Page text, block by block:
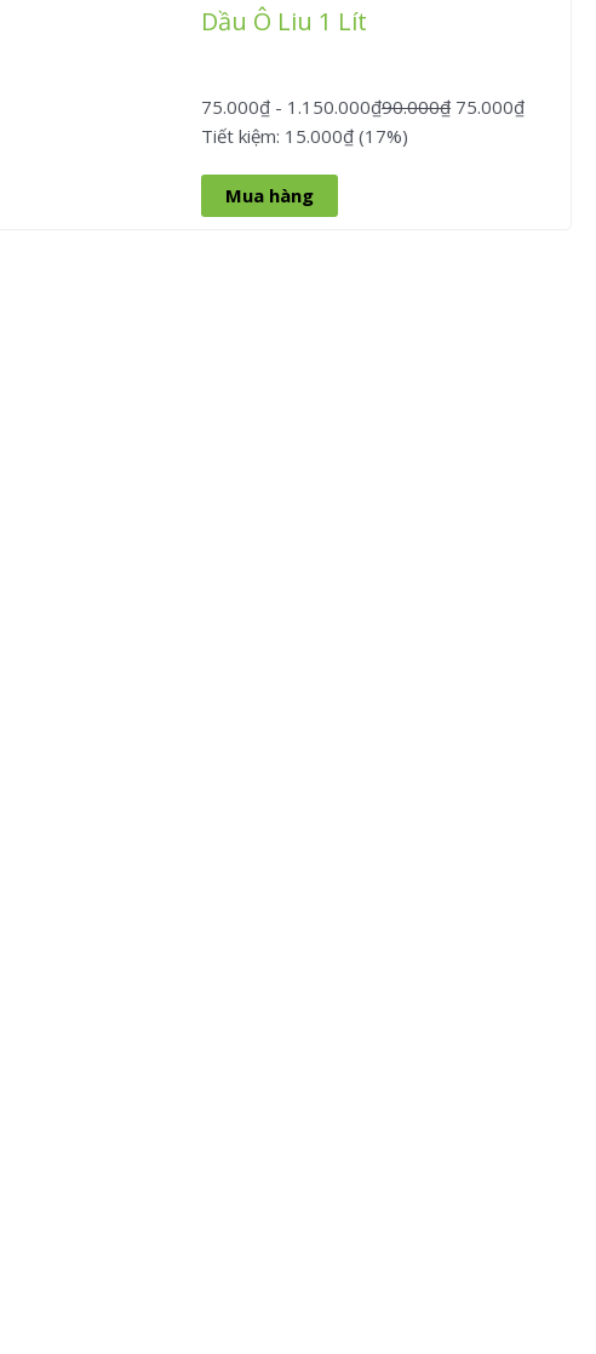
Dầu Ô Liu 1 Lít
75.000₫ - 1.150.000₫90.000₫ 75.000₫
Tiết kiệm: 15.000₫ (17%)
Mua hàng